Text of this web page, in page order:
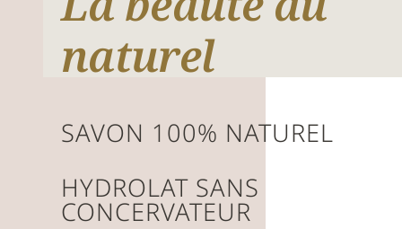
naturel
SAVON 100% NATUREL
HYDROLAT SANS
CONCERVATEUR